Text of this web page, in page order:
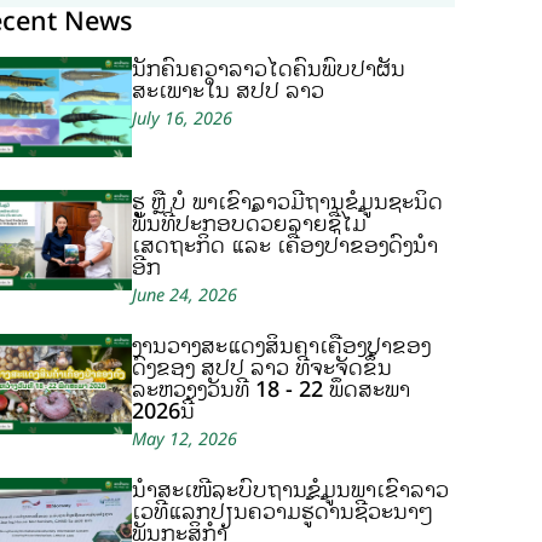
News
ນັກຄົ້ນຄວ້າລາວໄດ້ຄົ້ນພົບປາຜັ່ນ
ສະເພາະໃນ ສປປ ລາວ
July 16, 2026
ຮູ້ ຫຼື ບໍ ພາເຂົ້າລາວມີຖານຂໍ້ມູນຊະນິດ
ພັນທີ່ປະກອບດ້ວຍລາຍຊື່ໄມ້
ເສດຖະກິດ ແລະ ເຄື່ອງປ່າຂອງດົງນຳ
ອີກ
June 24, 2026
ງານວາງສະແດງສິນຄ້າເຄື່ອງປ່າຂອງ
ດົງຂອງ ສປປ ລາວ ທີ່ຈະຈັດຂຶ້ນ
ລະຫວ່າງວັນທີ 18 - 22 ພຶດສະພາ
2026ນີ້
May 12, 2026
ນຳສະເໜີລະບົບຖານຂໍ້ມູນພາເຂົ້າລາວ
ເວທີແລກປ່ຽນຄວາມຮູ້ດ້ານຊີວະນາໆ
ພັນກະສິກຳ